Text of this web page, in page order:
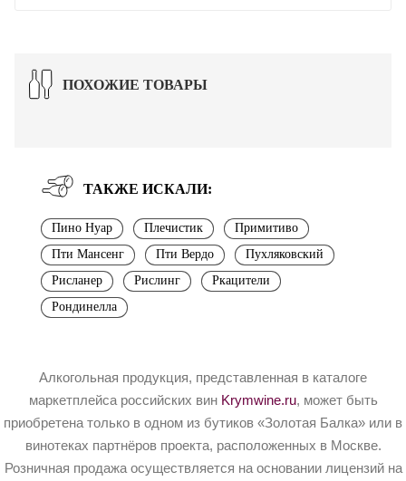
ПОХОЖИЕ ТОВАРЫ
ТАКЖЕ ИСКАЛИ:
Пино Нуар Плечистик
Примитиво
Пти Мансенг
Пти Вердо
Пухляковский
Рисланер
Рислинг
Ркацители
Рондинелла
Алкогольная продукция, представленная в каталоге
маркетплейса российских вин Krymwine.ru, может быть
приобретена только в одном из бутиков «Золотая Балка» или в
винотеках партнёров проекта, расположенных в Москве.
Розничная продажа осуществляется на основании лицензий на